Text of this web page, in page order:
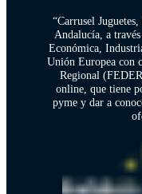
“Carrusel
Andalucía, a
Económica,
Unión Europea con
Regional
online, que tiene
pyme y dar a